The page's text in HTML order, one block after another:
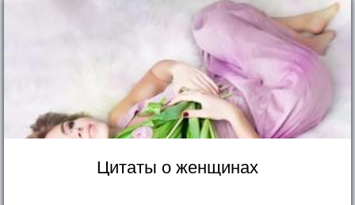
Цитаты о женщинах